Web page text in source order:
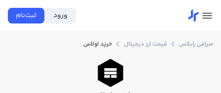
ورود ثبت‌نام
صرافی رابکس قیمت ارز دیجیتال خرید اولاس